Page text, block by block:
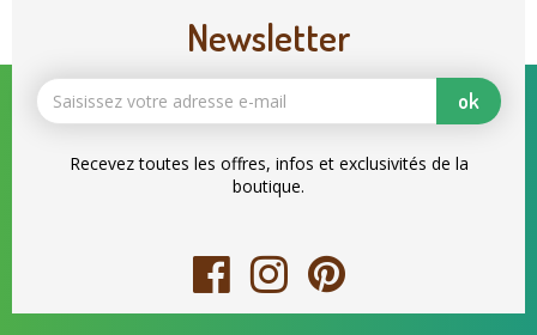
Newsletter
ok
Recevez toutes les offres, infos et exclusivités de la
boutique.